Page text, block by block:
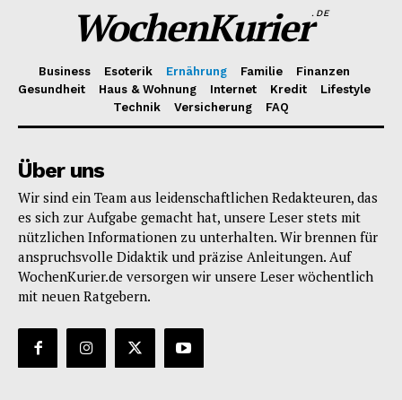
WochenKurier.DE
Business Esoterik Ernährung Familie
Finanzen
Gesundheit
Haus & Wohnung Internet Kredit
Lifestyle
Technik
Versicherung FAQ
Über uns
Wir sind ein Team aus leidenschaftlichen Redakteuren, das
es sich zur Aufgabe gemacht hat, unsere Leser stets mit
nützlichen Informationen zu unterhalten. Wir brennen für
anspruchsvolle Didaktik und präzise Anleitungen. Auf
WochenKurier.de versorgen wir unsere Leser wöchentlich
mit neuen Ratgebern.